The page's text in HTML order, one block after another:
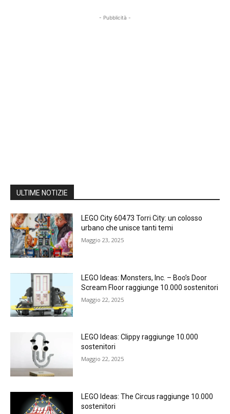
- Pubblicità -
ULTIME NOTIZIE
LEGO City 60473 Torri City: un colosso
urbano che unisce tanti temi
Maggio 23, 2025
LEGO Ideas: Monsters, Inc. – Boo’s Door
Scream Floor raggiunge 10.000 sostenitori
Maggio 22, 2025
LEGO Ideas: Clippy raggiunge 10.000
sostenitori
Maggio 22, 2025
LEGO Ideas: The Circus raggiunge 10.000
sostenitori